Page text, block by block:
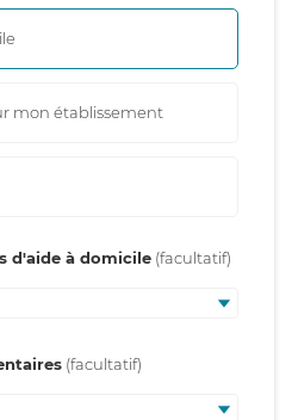
mon établissement
d'aide à domicile